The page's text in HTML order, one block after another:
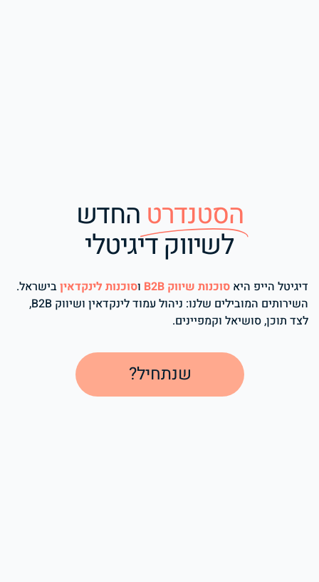
הסטנדרט החדש
לשיווק דיגיטלי
דיגיטל הייפ היא סוכנות שיווק B2B וסוכנות לינקדאיןבישראל.
השירותים המובילים שלנו: ניהול עמוד לינקדאין ושיווק B2B,
לצד תוכן, סושיאל וקמפיינים.
שנתחיל?